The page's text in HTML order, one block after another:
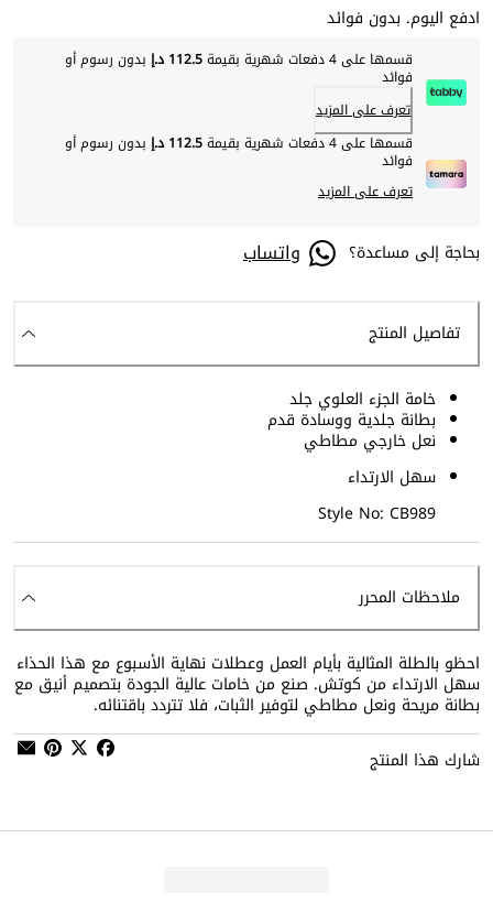
ادفع اليوم. بدون فوائد
قسمها على 4 دفعات شهرية بقيمة 112.5 د.إ بدون رسوم أو
فوائد
تعرف على المزيد
قسمها على 4 دفعات شهرية بقيمة
112.5 د.إ بدون رسوم أو
فوائد
تعرف على المزيد
بحاجة إلى مساعدة؟ واتساب
تفاصيل المنتج
خامة الجزء العلوي جلد
بطانة جلدية ووسادة قدم
نعل خارجي مطاطي
سهل الارتداء
Style No: CB989
ملاحظات المحرر
احظو بالطلة المثالية بأيام العمل وعطلات نهاية الأسبوع مع هذا الحذاء
سهل الارتداء من كوتش. صنع من خامات عالية الجودة بتصميم أنيق مع
بطانة مريحة ونعل مطاطي لتوفير الثبات، فلا تتردد باقتنائه.
شارك هذا المنتج